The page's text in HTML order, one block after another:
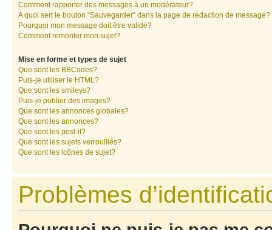
Comment rapporter des messages à un modérateur?
A quoi sert le bouton “Sauvegarder” dans la page de rédaction de message?
Pourquoi mon message doit être validé?
Comment remonter mon sujet?
Mise en forme et types de sujet
Que sont les BBCodes?
Puis-je utiliser le HTML?
Que sont les smileys?
Puis-je publier des images?
Que sont les annonces globales?
Que sont les annonces?
Que sont les post-it?
Que sont les sujets verrouillés?
Que sont les icônes de sujet?
Problèmes